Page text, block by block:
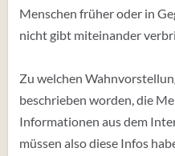
Menschen früher oder in
nicht gibt miteinander
Zu welchen
beschrieben worden, die
Informationen aus dem
müssen also diese Infos